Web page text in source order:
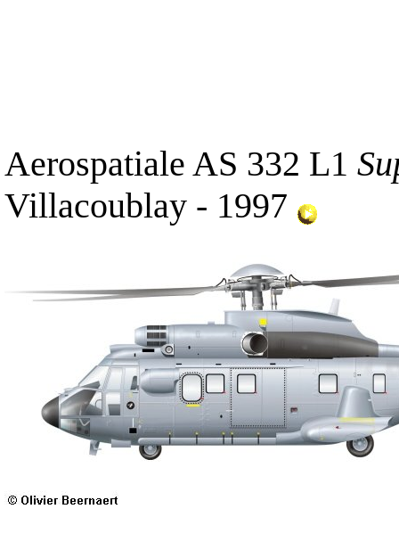
Aerospatiale AS 332 L1
Villacoublay - 1997